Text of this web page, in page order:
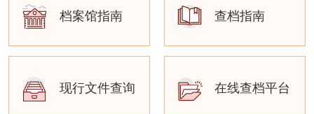
档案馆指南 查档指南
现行文件查询 在线查档平台